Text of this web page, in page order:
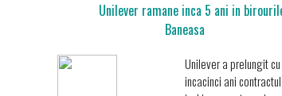
Unilever ramane inca 5 ani in
Baneasa
Unilever a prelungit cu
incacinci ani